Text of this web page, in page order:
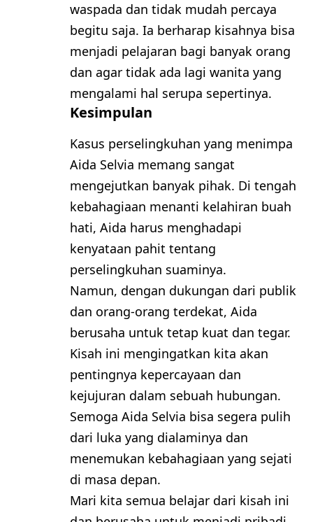
waspada dan tidak mudah percaya
begitu saja. Ia berharap kisahnya bisa
menjadi pelajaran bagi banyak orang
dan agar tidak ada lagi wanita yang
mengalami hal serupa sepertinya.
Kesimpulan
Kasus perselingkuhan yang menimpa
Aida Selvia memang sangat
mengejutkan banyak pihak. Di tengah
kebahagiaan menanti kelahiran buah
hati, Aida harus menghadapi
kenyataan pahit tentang
perselingkuhan suaminya.
Namun, dengan dukungan dari publik
dan orang-orang terdekat, Aida
berusaha untuk tetap kuat dan tegar.
Kisah ini mengingatkan kita akan
pentingnya kepercayaan dan
kejujuran dalam sebuah hubungan.
Semoga Aida Selvia bisa segera pulih
dari luka yang dialaminya dan
menemukan kebahagiaan yang sejati
di masa depan.
Mari kita semua belajar dari kisah ini